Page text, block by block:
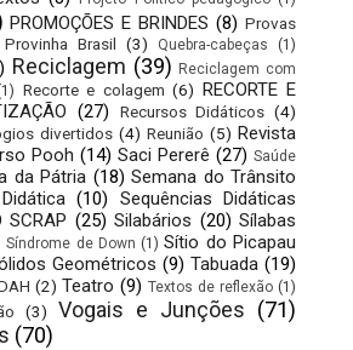
PROMOÇÕES E BRINDES (8) Provas
Provinha Brasil (3) Quebra-cabeças (1)
Reciclagem (39) Reciclagem com
Recorte e colagem (6)
RECORTE E
(27) Recursos Didáticos (4)
divertidos (4) Reunião (5) Revista
Pooh (14) Saci Pererê (27) Saúde
da Pátria (18) Semana do Trânsito
(10)
Sequências Didáticas
SCRAP (25) Silabários (20) Sílabas
Síndrome de Down (1) Sítio do Picapau
Geométricos (9) Tabuada (19)
(2) Teatro (9) Textos de reflexão (1)
(3) Vogais e Junções (71)
(70)